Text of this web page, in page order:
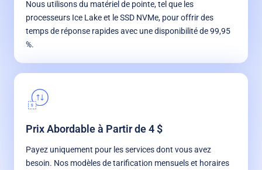
Nous utilisons du matériel de pointe, tel que les
processeurs Ice Lake et le SSD NVMe, pour offrir des
temps de réponse rapides avec une disponibilité de 99,95
%.
Prix Abordable à Partir de 4 $
Payez uniquement pour les services dont vous avez
besoin. Nos modèles de tarification mensuels et horaires